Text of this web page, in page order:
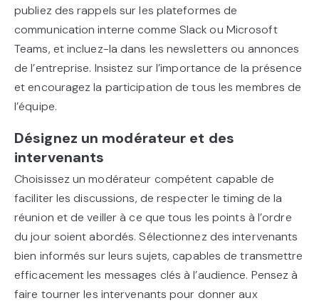
publiez des rappels sur les plateformes de
communication interne comme Slack ou Microsoft
Teams, et incluez-la dans les newsletters ou annonces
de l’entreprise. Insistez sur l’importance de la présence
et encouragez la participation de tous les membres de
l’équipe.
Désignez un modérateur et des
intervenants
Choisissez un modérateur compétent capable de
faciliter les discussions, de respecter le timing de la
réunion et de veiller à ce que tous les points à l’ordre
du jour soient abordés. Sélectionnez des intervenants
bien informés sur leurs sujets, capables de transmettre
efficacement les messages clés à l’audience. Pensez à
faire tourner les intervenants pour donner aux